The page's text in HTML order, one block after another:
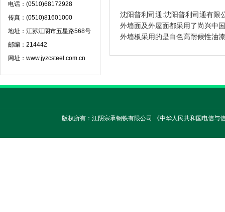
电话：(0510)68172928
传真：(0510)81601000
地址：江苏江阴市五星路568号
邮编：214442
网址：www.jyzcsteel.com.cn
沈阳普利司通:沈阳普利司通有限
外墙面及外屋面都采用了尚兴中
外墙板采用的是白色高耐候性油
版权所有：江阴宗承钢铁有限公司 《中华人民共和国电信与